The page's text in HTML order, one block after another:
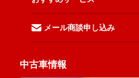
メール商談申し込み
中古車情報